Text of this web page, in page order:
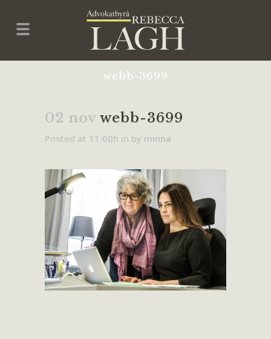
webb-3699
02 nov webb-3699
Posted at 11:00h in by minna